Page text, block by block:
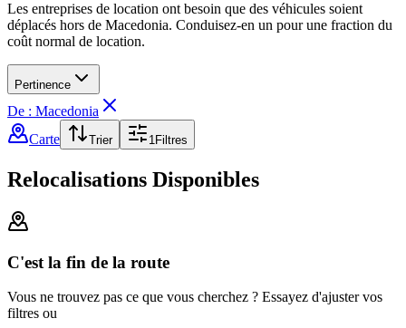
Les entreprises de location ont besoin que des véhicules soient
déplacés hors de Macedonia. Conduisez-en un pour une fraction du
coût normal de location.
Pertinence
De : Macedonia
Carte
Trier 1Filtres
Relocalisations Disponibles
C'est la fin de la route
Vous ne trouvez pas ce que vous cherchez ? Essayez d'ajuster vos
filtres ou